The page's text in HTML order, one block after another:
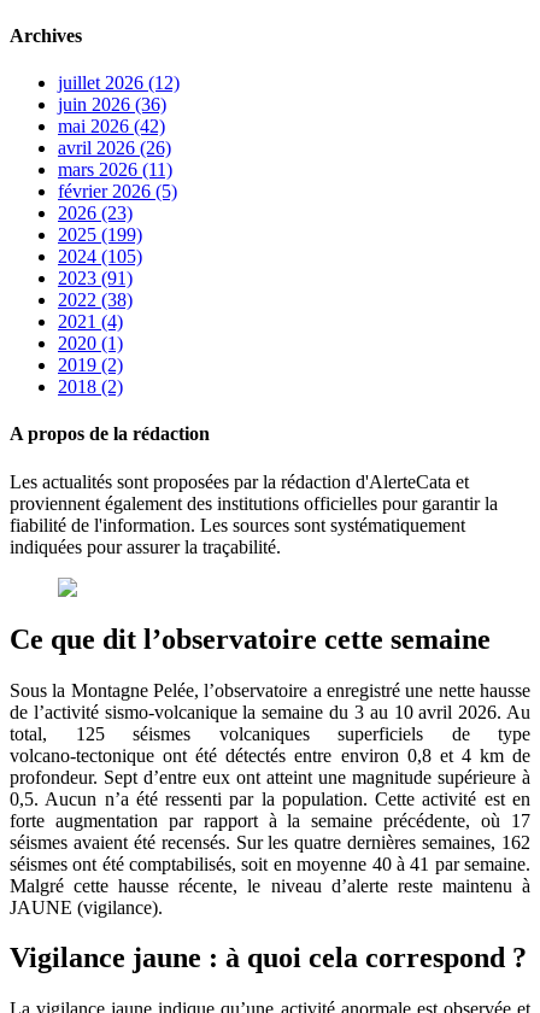
Archives
juillet 2026 (12)
juin 2026 (36)
mai 2026 (42)
avril 2026 (26)
mars 2026 (11)
février 2026 (5)
2026 (23)
2025 (199)
2024 (105)
2023 (91)
2022 (38)
2021 (4)
2020 (1)
2019 (2)
2018 (2)
A propos de la rédaction
Les actualités sont proposées par la rédaction d'AlerteCata et
proviennent également des institutions officielles pour garantir la
fiabilité de l'information. Les sources sont systématiquement
indiquées pour assurer la traçabilité.
Ce que dit l’observatoire cette semaine
Sous la Montagne Pelée, l’observatoire a enregistré une nette hausse
de l’activité sismo‑volcanique la semaine du 3 au 10 avril 2026. Au
total, 125 séismes volcaniques superficiels de type
volcano‑tectonique ont été détectés entre environ 0,8 et 4 km de
profondeur. Sept d’entre eux ont atteint une magnitude supérieure à
0,5. Aucun n’a été ressenti par la population. Cette activité est en
forte augmentation par rapport à la semaine précédente, où 17
séismes avaient été recensés. Sur les quatre dernières semaines, 162
séismes ont été comptabilisés, soit en moyenne 40 à 41 par semaine.
Malgré cette hausse récente, le niveau d’alerte reste maintenu à
JAUNE (vigilance).
Vigilance jaune : à quoi cela correspond ?